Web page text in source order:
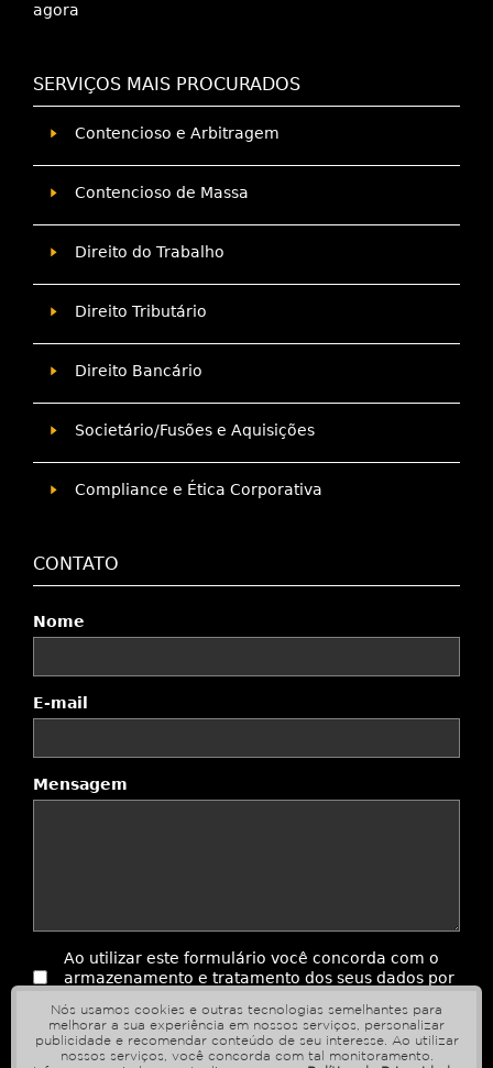
Nós usamos cookies e outras tecnologias semelhantes para
melhorar a sua experiência em nossos serviços, personalizar
publicidade e recomendar conteúdo de seu interesse. Ao utilizar
nossos serviços, você concorda com tal monitoramento.
agora
SERVIÇOS MAIS PROCURADOS
Contencioso e Arbitragem
Contencioso de Massa
Direito do Trabalho
Direito Tributário
Direito Bancário
Societário/Fusões e Aquisições
Compliance e Ética Corporativa
CONTATO
Nome
E-mail
Mensagem
Ao utilizar este formulário você concorda com o
armazenamento e tratamento dos seus dados por
Enviar